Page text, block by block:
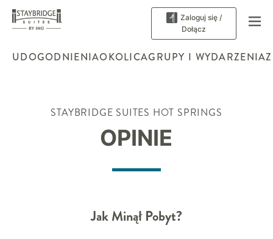
Zaloguj się / Dołącz
UDOGODNIENIAOKOLICAGRUPY I WYDARZENIA
STAYBRIDGE SUITES HOT SPRINGS
OPINIE
Jak Minął Pobyt?